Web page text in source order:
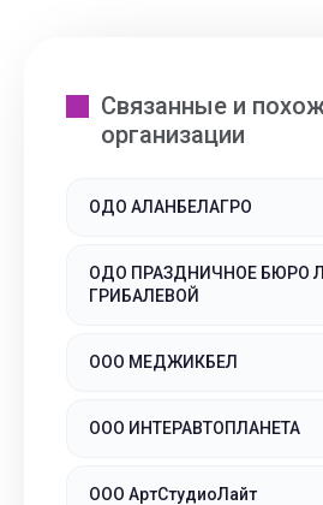
Связанные и
организации
ОДО АЛАНБЕЛАГРО
ОДО ПРАЗДНИЧНОЕ БЮРО
ГРИБАЛЕВОЙ
ООО МЕДЖИКБЕЛ
ООО ИНТЕРАВТОПЛАНЕТА
ООО АртСтудиоЛайт